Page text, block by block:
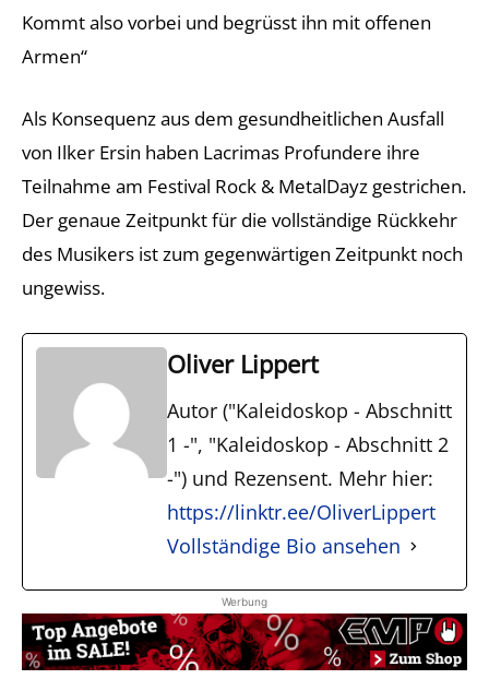
Kommt also vorbei und begrüsst ihn mit offenen
Armen“
Als Konsequenz aus dem gesundheitlichen Ausfall
von Ilker Ersin haben Lacrimas Profundere ihre
Teilnahme am Festival Rock & MetalDayz gestrichen.
Der genaue Zeitpunkt für die vollständige Rückkehr
des Musikers ist zum gegenwärtigen Zeitpunkt noch
ungewiss.
Oliver Lippert
Autor ("Kaleidoskop - Abschnitt
1 -", "Kaleidoskop - Abschnitt 2
-") und Rezensent. Mehr hier:
https://linktr.ee/OliverLippert
Vollständige Bio ansehen
Werbung